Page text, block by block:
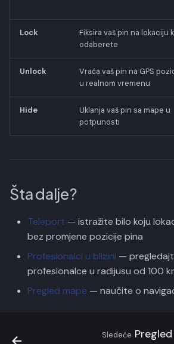
Lock
Fiksira vaš pin na lokaciju
odaberete
Unlock
Vraća vaš pin na GPS
u realnom vremenu
Hide
Uklanja vaš pin sa mape u
potpunosti
Šta dalje?
Teleport — istražite bilo koju
bez promjene pozicije pina
Profesionalci u blizini —
profesionalce u radijusu od 100
Pregled mape — naučite o
Sledeće